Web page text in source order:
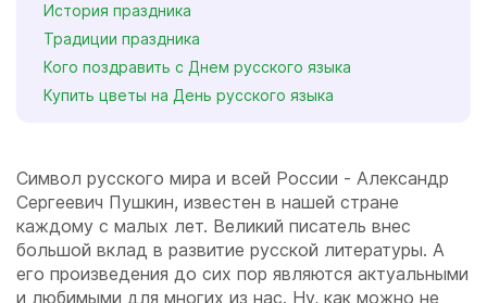
История праздника
Традиции праздника
Кого поздравить с Днем русского языка
Купить цветы на День русского языка
Символ русского мира и всей России - Александр
Сергеевич Пушкин, известен в нашей стране
каждому с малых лет. Великий писатель внес
большой вклад в развитие русской литературы. А
его произведения до сих пор являются актуальными
и любимыми для многих из нас. Ну, как можно не